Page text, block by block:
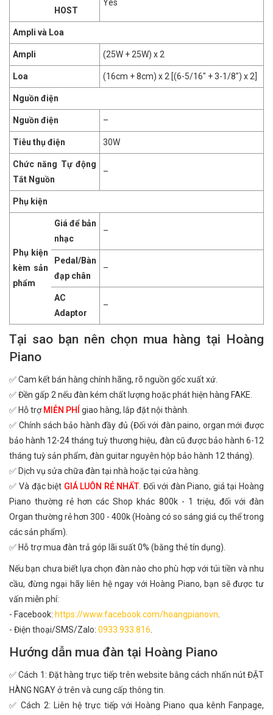
HOST
Yes
Ampli và Loa
Ampli (25W + 25W) x 2
Loa (16cm + 8cm) x 2 [(6-5/16″ + 3-1/8″) x 2]
Nguồn điện
Nguồn điện –
Tiêu thụ điện 30W
Chức năng Tự động
Tắt Nguồn
–
Phụ kiện
Phụ kiện
kèm sản
phẩm
Giá để bản
nhạc
–
Pedal/Bàn
đạp chân
–
AC
Adaptor
–
Tại sao bạn nên chọn mua hàng tại Hoàng
Piano
✅ Cam kết bán hàng chính hãng, rõ nguồn gốc xuất xứ.
✅ Đền gấp 2 nếu đàn kém chất lượng hoặc phát hiện hàng FAKE.
✅ Hỗ trợ MIỄN PHÍ giao hàng, lắp đặt nội thành.
✅ Chính sách bảo hành đầy đủ (Đối với đàn paino, organ mới được
bảo hành 12-24 tháng tuỳ thương hiệu, đàn cũ được bảo hành 6-12
tháng tuỳ sản phẩm, đàn guitar nguyên hộp bảo hành 12 tháng).
✅ Dịch vụ sửa chữa đàn tại nhà hoặc tại cửa hàng.
✅ Và đặc biệt GIÁ LUÔN RẺ NHẤT . Đối với đàn Piano, giá tại Hoàng
Piano thường rẻ hơn các Shop khác 800k - 1 triệu, đối với đàn
Organ thường rẻ hơn 300 - 400k (Hoàng có so sáng giá cụ thể trong
các sản phẩm).
✅ Hỗ trợ mua đàn trả góp lãi suất 0% (bằng thẻ tín dụng).
Nếu bạn chưa biết lựa chọn đàn nào cho phù hợp với túi tiền và nhu
cầu, đừng ngại hãy liên hệ ngay với Hoàng Piano, bạn sẽ được tư
vấn miễn phí:
- Facebook: https://www.facebook.com/hoangpianovn
- Điện thoại/SMS/Zalo: 0933.933.816
Hướng dẫn mua đàn tại Hoàng Piano
✅ Cách 1: Đặt hàng trực tiếp trên website bằng cách nhấn nút ĐẶT
HÀNG NGAY ở trên và cung cấp thông tin.
✅ Cách 2: Liên hệ trực tiếp với Hoàng Piano qua kênh Fanpage,